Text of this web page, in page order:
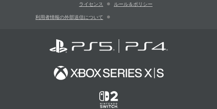
ライセンス ルール＆ポリシー
利用者情報の外部送信について